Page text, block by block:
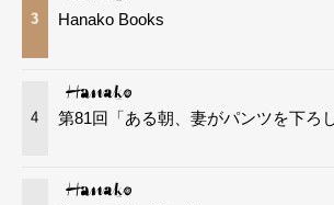
3 Hanako Books
4 第81回「ある朝、妻がパンツを下ろ